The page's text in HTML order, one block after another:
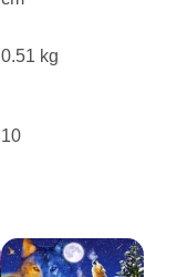
0.51 kg
10